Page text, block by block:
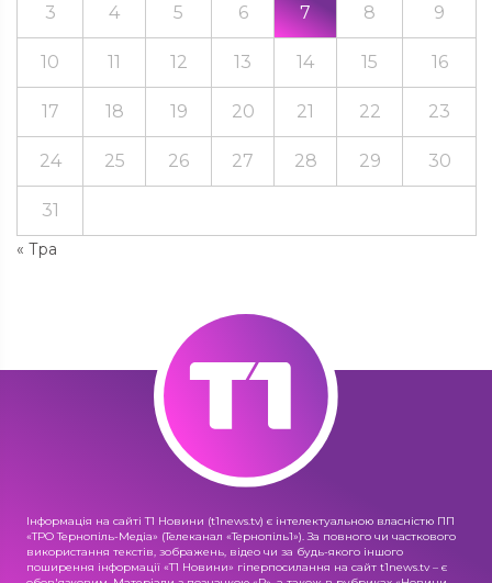
« Тра
3 4 5 6 7 8 9
10 11 12 13 14 15 16
17 18 19 20 21 22 23
24 25 26 27 28 29 30
31
Інформація на сайті Т1 Новини (t1news.tv) є інтелектуальною власністю ПП
«ТРО Тернопіль-Медіа» (Телеканал «Тернопіль1»). За повного чи часткового
використання текстів, зображень, відео чи за будь-якого іншого
поширення інформації «Т1 Новини» гіперпосилання на сайт t1news.tv – є